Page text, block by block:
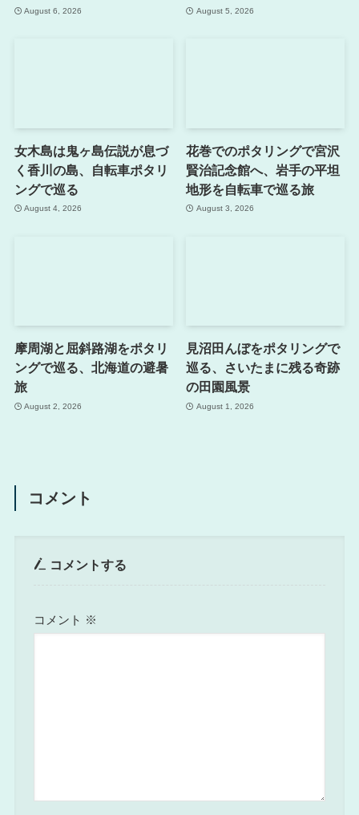
August 6, 2026 August 5, 2026
女木島は鬼ヶ島伝説が息づ
く香川の島、自転車ポタリ
ングで巡る
August 4, 2026
花巻でのポタリングで宮沢
賢治記念館へ、岩手の平坦
地形を自転車で巡る旅
August 3, 2026
摩周湖と屈斜路湖をポタリ
ングで巡る、北海道の避暑
旅
August 2, 2026
見沼田んぼをポタリングで
巡る、さいたまに残る奇跡
の田園風景
August 1, 2026
コメント
コメントする
コメント ※